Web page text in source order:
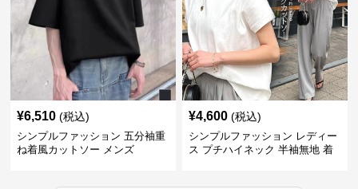
¥6,510 (税込)
シンプルファッション 五分袖重
ね着風カットソー メンズ
¥4,600 (税込)
シンプルファッション レディー
ス プチハイネック 半袖無地 着